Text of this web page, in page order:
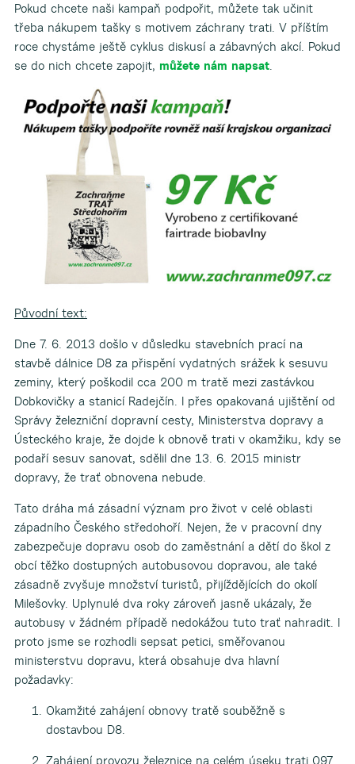
Pokud chcete naši kampaň podpořit, můžete tak učinit
třeba nákupem tašky s motivem záchrany trati. V příštím
roce chystáme ještě cyklus diskusí a zábavných akcí. Pokud
se do nich chcete zapojit, můžete nám napsat.
Původní text:
Dne 7. 6. 2013 došlo v důsledku stavebních prací na
stavbě dálnice D8 za přispění vydatných srážek k sesuvu
zeminy, který poškodil cca 200 m tratě mezi zastávkou
Dobkovičky a stanicí Radejčín. I přes opakovaná ujištění od
Správy železniční dopravní cesty, Ministerstva dopravy a
Ústeckého kraje, že dojde k obnově trati v okamžiku, kdy se
podaří sesuv sanovat, sdělil dne 13. 6. 2015 ministr
dopravy, že trať obnovena nebude.
Tato dráha má zásadní význam pro život v celé oblasti
západního Českého středohoří. Nejen, že v pracovní dny
zabezpečuje dopravu osob do zaměstnání a dětí do škol z
obcí těžko dostupných autobusovou dopravou, ale také
zásadně zvyšuje množství turistů, přijíždějících do okolí
Milešovky. Uplynulé dva roky zároveň jasně ukázaly, že
autobusy v žádném případě nedokážou tuto trať nahradit. I
proto jsme se rozhodli sepsat petici, směřovanou
ministerstvu dopravu, která obsahuje dva hlavní
požadavky:
Okamžité zahájení obnovy tratě souběžně s
dostavbou D8.
Zahájení provozu železnice na celém úseku trati 097